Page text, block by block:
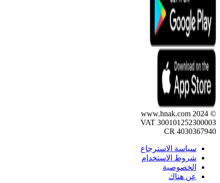
© 2024 www.hnak.com
VAT 300101252300003
CR 4030367940
سياسة الاسترجاع
شروط الاستخدام
الخصوصية
عن هناك